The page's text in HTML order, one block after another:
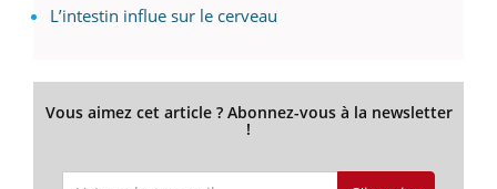
L’intestin influe sur le cerveau
Vous aimez cet article ? Abonnez-vous à la newsletter
!